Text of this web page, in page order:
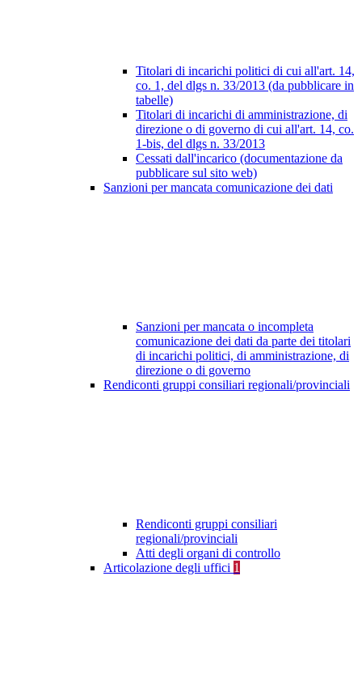
Titolari di incarichi politici di cui all'art. 14,
co. 1, del dlgs n. 33/2013 (da pubblicare in
tabelle)
Titolari di incarichi di amministrazione, di
direzione o di governo di cui all'art. 14, co.
1-bis, del dlgs n. 33/2013
Cessati dall'incarico (documentazione da
pubblicare sul sito web)
Sanzioni per mancata comunicazione dei dati
Sanzioni per mancata o incompleta
comunicazione dei dati da parte dei titolari
di incarichi politici, di amministrazione, di
direzione o di governo
Rendiconti gruppi consiliari regionali/provinciali
Rendiconti gruppi consiliari
regionali/provinciali
Atti degli organi di controllo
Articolazione degli uffici 1